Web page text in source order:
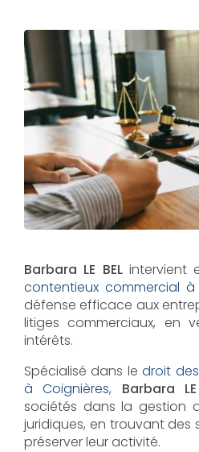
Barbara LE BELintervient
contentieux commercial à
défense efficace aux
litiges commerciaux, en
intérêts.
Spécialisé dans ledroit
à Coignières, Barbara LE
sociétés dans la gestion
juridiques, en trouvant
préserver leur activité.